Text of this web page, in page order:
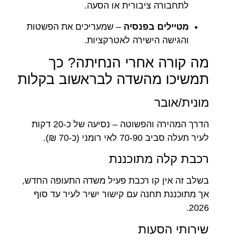
לתחבורה ציבורית או הסעה.
מטיילים בפנסיה – שמעריכים את הפשטות
והגישה הישירה לאטרקציות.
מה קורה אחרי הנחיתה? כך
תמשיכו מהשדה לבראשוב בקלות
מונית/אובר
הדרך המהירה והפשוטה – נסיעה של כ-20 דקות
לעיר תעלה סביב 70-90 לאי רומני (כ-70 ₪).
רכבת קלה מתוכננת
בשלב זה אין קו רכבת פעיל משדה התעופה החדש,
אך מתוכננת תחנה עם קישור ישיר לעיר עד סוף
2026.
שירותי הסעות